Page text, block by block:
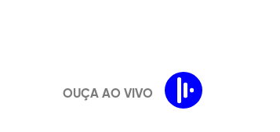
OUÇA AO VIVO